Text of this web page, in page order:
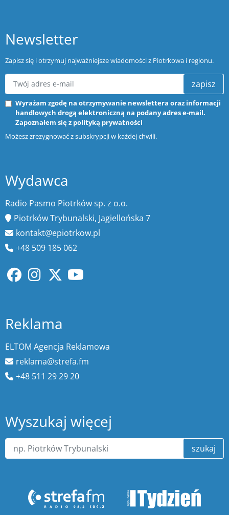
Newsletter
Zapisz się i otrzymuj najważniejsze wiadomości z Piotrkowa i regionu.
zapisz
Wyrażam zgodę na otrzymywanie newslettera oraz informacji
handlowych drogą elektroniczną na podany adres e-mail.
Zapoznałem się z polityką prywatności
Możesz zrezygnować z subskrypcji w każdej chwili.
Wydawca
Radio Pasmo Piotrków sp. z o.o.
Piotrków Trybunalski, Jagiellońska 7
kontakt@epiotrkow.pl
+48 509 185 062
Reklama
ELTOM Agencja Reklamowa
reklama@strefa.fm
+48 511 29 29 20
Wyszukaj więcej
szukaj